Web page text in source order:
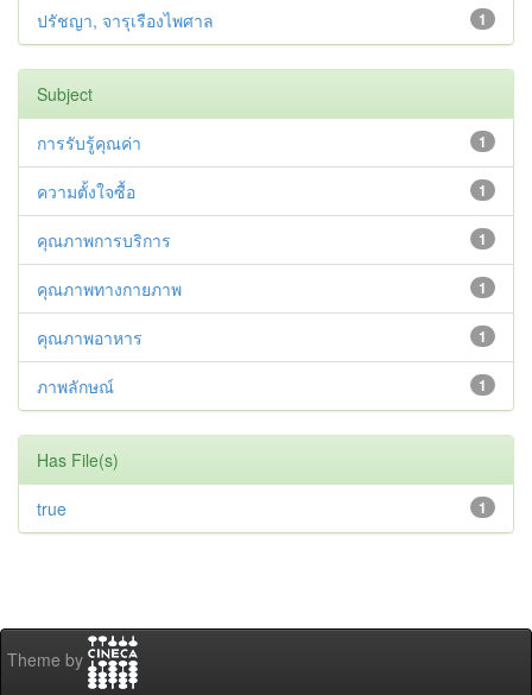
1
ปรัชญา, จารุเรืองไพศาล
Subject
1
การรับรู้คุณค่า
1
ความตั้งใจซื้อ
1
คุณภาพการบริการ
1
คุณภาพทางกายภาพ
1
คุณภาพอาหาร
1
ภาพลักษณ์
Has File(s)
1
true
Theme by